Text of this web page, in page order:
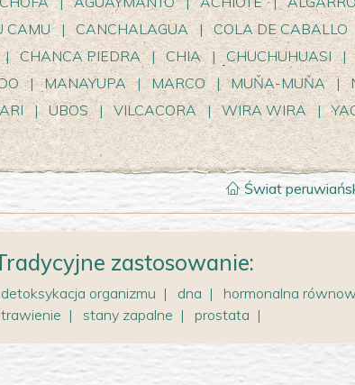
CAMU | CANCHALAGUA | COLA DE CABALLO
| CHANCA PIEDRA | CHIA | CHUCHUHUASI |
| MANAYUPA | MARCO | MUŇA-MUŇA |
| UBOS | VILCACORA | WIRA WIRA |
Świat
zastosowanie:
detoksykacja organizmu | dna | hormonalna
trawienie | stany zapalne | prostata |